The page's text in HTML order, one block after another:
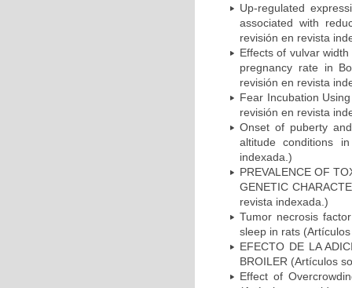
Up-regulated
associated with
revisión en revista
Effects of vulvar
pregnancy rate in
revisión en revista
Fear Incubation
revisión en revista
Onset of puberty
altitude conditions
indexada.)
PREVALENCE OF
GENETIC
revista indexada.)
Tumor necrosis
sleep in rats
EFECTO DE LA
BROILER (Artículos
Effect of